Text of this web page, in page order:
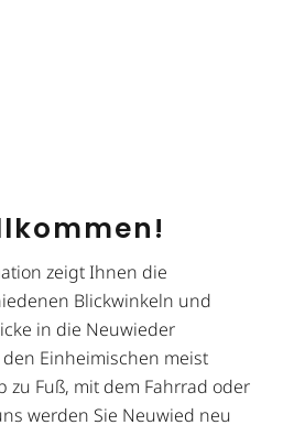
zeigt Ihnen die
Blickwinkeln und
in die Neuwieder
Einheimischen meist
zu Fuß, mit dem Fahrrad oder
werden Sie Neuwied neu